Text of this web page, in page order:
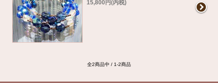
15,800円(内税)
全2商品中 / 1-2商品